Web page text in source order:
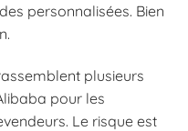
personnalisées. Bien
plusieurs
pour les
Le risque est